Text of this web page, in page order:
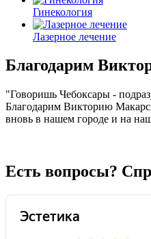
Гинекология
Лазерное лечение
Благодарим
"Говоришь Чебоксары -
Благодарим Викторию
вновь в нашем городе и на
Есть вопросы?